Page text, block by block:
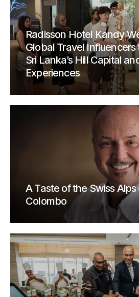
Radisson Hotel Kandy
Global Travel
Sri Lanka’s Hill Capital
Experiences
A Taste of the Swiss
Colombo